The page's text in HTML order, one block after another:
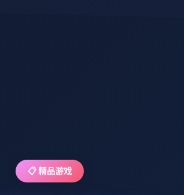
📋 精品游戏